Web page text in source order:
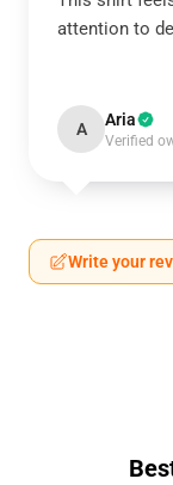
attention to
A Aria
Verified
Write your